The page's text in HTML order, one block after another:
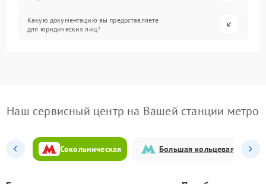
Какую документацию вы предоставляете
для юридических лиц?
Наш сервисный центр на Вашей станции метро
Сокольническая Большая кольцевая